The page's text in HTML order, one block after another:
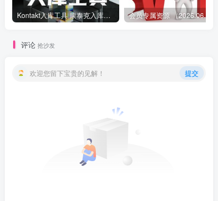
Kontakt入库工具 康泰克入库教程
评论 抢沙发
欢迎您留下宝贵的见解！ 提交